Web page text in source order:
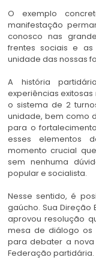
O exemplo
manifestação
conosco nas
frentes sociais e
unidade das nossas
A história
experiências
o sistema de 2
unidade, bem como
para o
esses elementos
momento crucial
sem nenhuma
popular e socialista.
Nesse sentido, é
gaúcho. Sua Direção
aprovou resolução
mesa de diálogo os
para debater a
Federação partidária.